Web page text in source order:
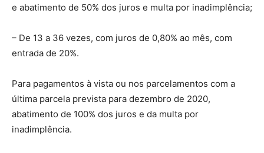
e abatimento de 50% dos juros e multa por inadimplência;
– De 13 a 36 vezes, com juros de 0,80% ao mês, com
entrada de 20%.
Para pagamentos à vista ou nos parcelamentos com a
última parcela prevista para dezembro de 2020,
abatimento de 100% dos juros e da multa por
inadimplência.